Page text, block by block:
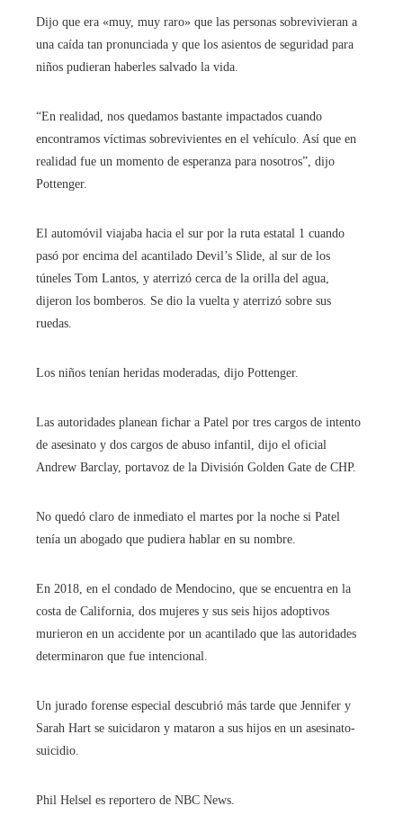
Dijo que era «muy, muy raro» que las personas sobrevivieran a
una caída tan pronunciada y que los asientos de seguridad para
niños pudieran haberles salvado la vida.
“En realidad, nos quedamos bastante impactados cuando
encontramos víctimas sobrevivientes en el vehículo. Así que en
realidad fue un momento de esperanza para nosotros”, dijo
Pottenger.
El automóvil viajaba hacia el sur por la ruta estatal 1 cuando
pasó por encima del acantilado Devil’s Slide, al sur de los
túneles Tom Lantos, y aterrizó cerca de la orilla del agua,
dijeron los bomberos. Se dio la vuelta y aterrizó sobre sus
ruedas.
Los niños tenían heridas moderadas, dijo Pottenger.
Las autoridades planean fichar a Patel por tres cargos de intento
de asesinato y dos cargos de abuso infantil, dijo el oficial
Andrew Barclay, portavoz de la División Golden Gate de CHP.
No quedó claro de inmediato el martes por la noche si Patel
tenía un abogado que pudiera hablar en su nombre.
En 2018, en el condado de Mendocino, que se encuentra en la
costa de California, dos mujeres y sus seis hijos adoptivos
murieron en un accidente por un acantilado que las autoridades
determinaron que fue intencional.
Un jurado forense especial descubrió más tarde que Jennifer y
Sarah Hart se suicidaron y mataron a sus hijos en un asesinato-
suicidio.
Phil Helsel es reportero de NBC News.